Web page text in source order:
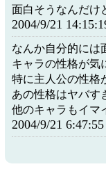
面白そうなんだけ
2004/9/21
なんか自分的には
キャラの性格が気
特に主人公の性格
あの性格はヤバす
他のキャラもイマ
2004/9/21 6:47:55